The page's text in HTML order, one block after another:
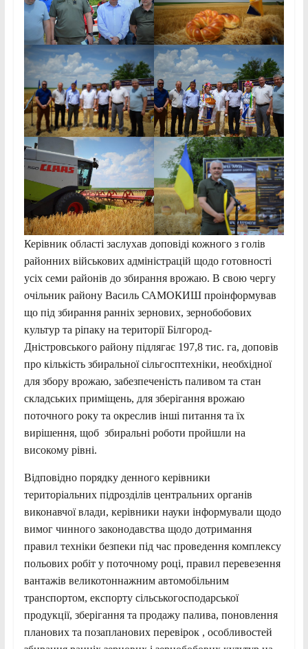
Керівник області заслухав доповіді кожного з голів
районних військових адміністрацій щодо готовності
усіх семи районів до збирання врожаю. В свою чергу
очільник району Василь САМОКИШ проінформував
що під збирання ранніх зернових, зернобобових
культур та ріпаку на території Білгород-
Дністровського району підлягає 197,8 тис. га, доповів
про кількість збиральної сільгосптехніки, необхідної
для збору врожаю, забезпеченість паливом та стан
складських приміщень, для зберігання врожаю
поточного року та окреслив інші питання та їх
вирішення, щоб збиральні роботи пройшли на
високому рівні.
Відповідно порядку денного керівники
територіальних підрозділів центральних органів
виконавчої влади, керівники науки інформували щодо
вимог чинного законодавства щодо дотримання
правил техніки безпеки під час проведення комплексу
польових робіт у поточному році, правил перевезення
вантажів великотоннажним автомобільним
транспортом, експорту сільськогосподарської
продукції, зберігання та продажу палива, поновлення
планових та позапланових перевірок , особливостей